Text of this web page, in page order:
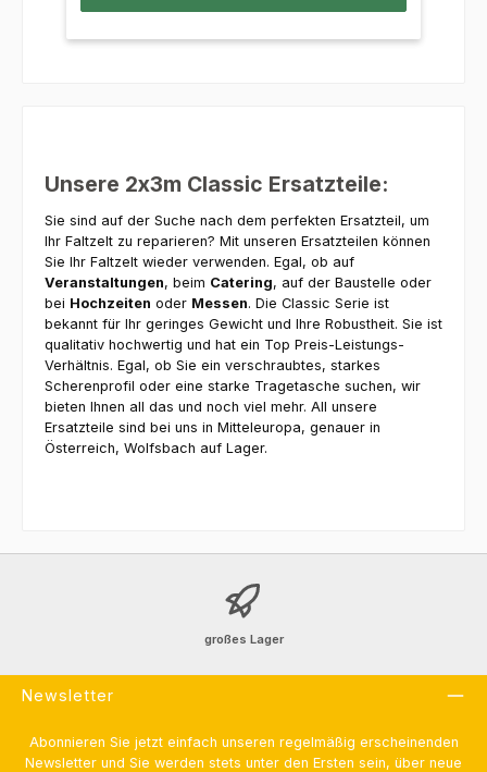
Unsere 2x3m Classic Ersatzteile:
Sie sind auf der Suche nach dem perfekten Ersatzteil, um
Ihr Faltzelt zu reparieren? Mit unseren Ersatzteilen können
Sie Ihr Faltzelt wieder verwenden. Egal, ob auf
Veranstaltungen, beim Catering, auf der Baustelle oder
bei Hochzeiten oder Messen. Die Classic Serie ist
bekannt für Ihr geringes Gewicht und Ihre Robustheit. Sie ist
qualitativ hochwertig und hat ein Top Preis-Leistungs-
Verhältnis. Egal, ob Sie ein verschraubtes, starkes
Scherenprofil oder eine starke Tragetasche suchen, wir
bieten Ihnen all das und noch viel mehr. All unsere
Ersatzteile sind bei uns in Mitteleuropa, genauer in
Österreich, Wolfsbach auf Lager.
großes Lager
Newsletter
Abonnieren Sie jetzt einfach unseren regelmäßig erscheinenden
Newsletter und Sie werden stets unter den Ersten sein, über neue